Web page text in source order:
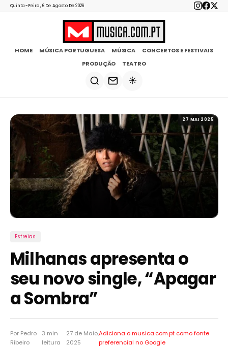
Quinta-Feira, 6 De Agosto De 2026
HOME MÚSICA PORTUGUESA MÚSICA
CONCERTOS E FESTIVAIS
PRODUÇÃO
TEATRO
☀️
27 MAI 2025
Estreias
Milhanas apresenta o
seu novo single, “Apagar
a Sombra”
Por Pedro
Ribeiro
3 min
leitura
27 de Maio,
2025
Adiciona o musica.com.pt comofonte
preferencial no Google